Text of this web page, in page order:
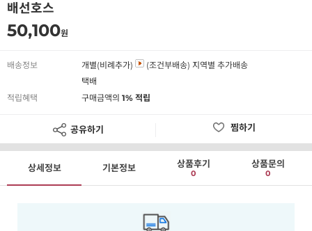
배선호스
50,100원
배송정보 개별(비례추가) (조건부배송) 지역별 추가배송
택배
적립혜택
구매금액의 1% 적립
공유하기 찜하기
상세정보 기본정보 상품후기
0
상품문의
0